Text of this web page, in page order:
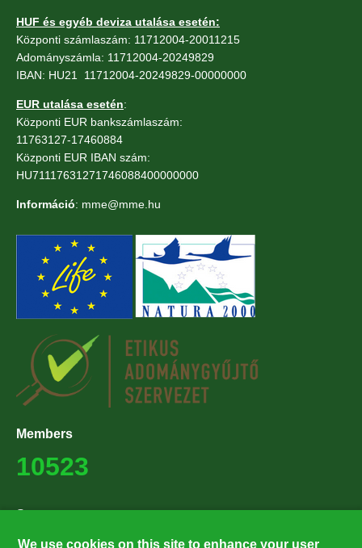
HUF és egyéb deviza utalása esetén:
Központi számlaszám: 11712004-20011215
Adományszámla: 11712004-20249829
IBAN: HU21 11712004-20249829-00000000
EUR utalása esetén:
Központi EUR bankszámlaszám:
11763127-17460884
Központi EUR IBAN szám:
HU71117631271746088400000000
Információ: mme@mme.hu
Members
10523
Supporters
We use cookies on this site to enhance your user